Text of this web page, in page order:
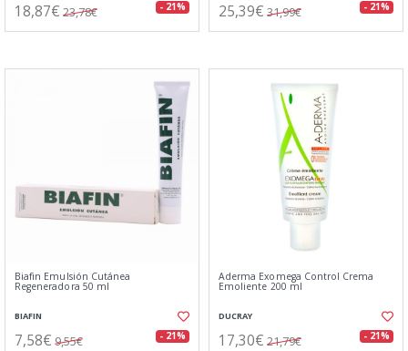
18,87€ 23,78€ - 21% 25,39€ 31,99€ - 21%
Biafin Emulsión Cutánea
Regeneradora 50 ml
BIAFIN
7,58€ 9,55€ - 21%
Aderma Exomega Control Crema
Emoliente 200 ml
DUCRAY
17,30€ 21,79€ - 21%